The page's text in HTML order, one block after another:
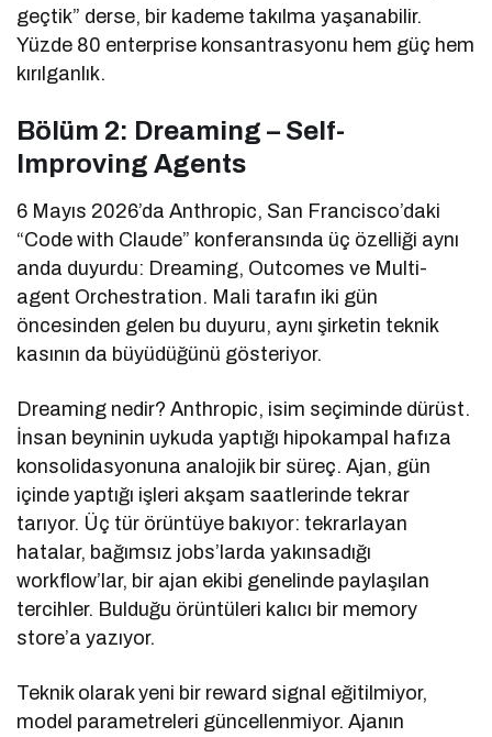
geçtik” derse, bir kademe takılma yaşanabilir.
Yüzde 80 enterprise konsantrasyonu hem güç hem
kırılganlık.
Bölüm 2: Dreaming – Self-
Improving Agents
6 Mayıs 2026’da Anthropic, San Francisco’daki
“Code with Claude” konferansında üç özelliği aynı
anda duyurdu: Dreaming, Outcomes ve Multi-
agent Orchestration. Mali tarafın iki gün
öncesinden gelen bu duyuru, aynı şirketin teknik
kasının da büyüdüğünü gösteriyor.
Dreaming nedir? Anthropic, isim seçiminde dürüst.
İnsan beyninin uykuda yaptığı hipokampal hafıza
konsolidasyonuna analojik bir süreç. Ajan, gün
içinde yaptığı işleri akşam saatlerinde tekrar
tarıyor. Üç tür örüntüye bakıyor: tekrarlayan
hatalar, bağımsız jobs’larda yakınsadığı
workflow’lar, bir ajan ekibi genelinde paylaşılan
tercihler. Bulduğu örüntüleri kalıcı bir memory
store’a yazıyor.
Teknik olarak yeni bir reward signal eğitilmiyor,
model parametreleri güncellenmiyor. Ajanın